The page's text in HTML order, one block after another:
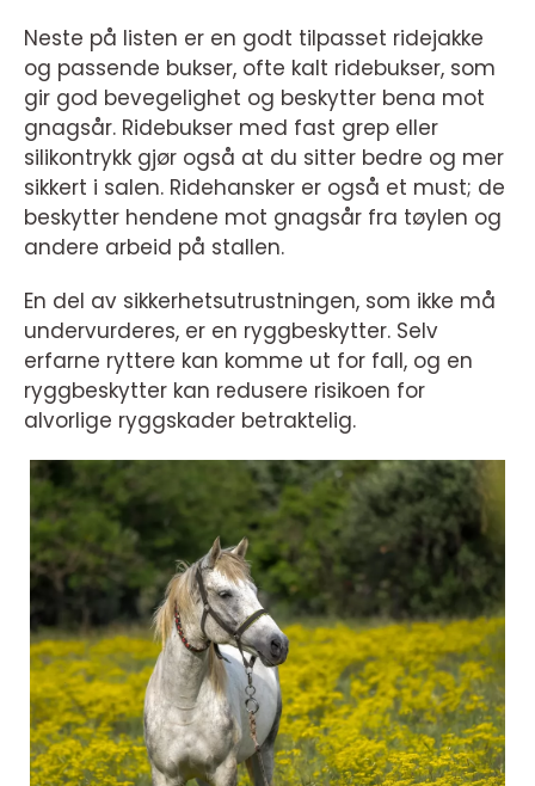
Neste på listen er en godt tilpasset ridejakke
og passende bukser, ofte kalt ridebukser, som
gir god bevegelighet og beskytter bena mot
gnagsår. Ridebukser med fast grep eller
silikontrykk gjør også at du sitter bedre og mer
sikkert i salen. Ridehansker er også et must; de
beskytter hendene mot gnagsår fra tøylen og
andere arbeid på stallen.
En del av sikkerhetsutrustningen, som ikke må
undervurderes, er en ryggbeskytter. Selv
erfarne ryttere kan komme ut for fall, og en
ryggbeskytter kan redusere risikoen for
alvorlige ryggskader betraktelig.